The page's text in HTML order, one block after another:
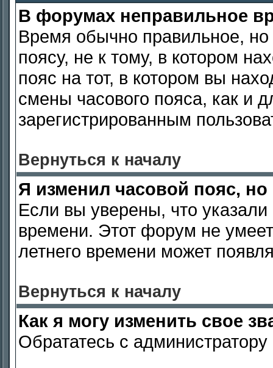
В форумах неправильное
Время обычно правильное,
поясу, не к тому, в котором
пояс на тот, в котором вы
смены часового пояса, как и
зарегистрированным
Вернуться к началу
Я изменил часовой пояс,
Если вы уверены, что
времени. Этот форум не
летнего времени может
Вернуться к началу
Как я могу изменить свое
Обрататесь с